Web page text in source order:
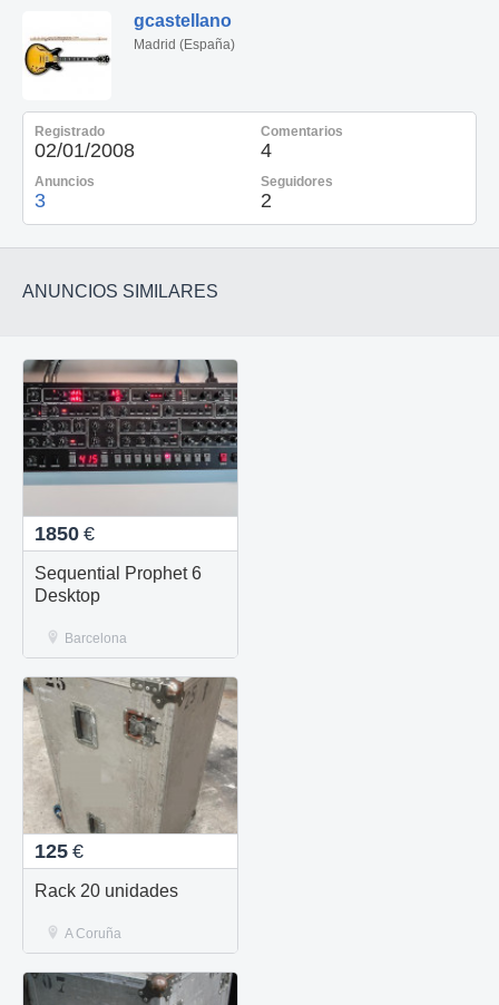
gcastellano
Madrid (España)
Registrado
02/01/2008
Comentarios
4
Anuncios
3
Seguidores
2
ANUNCIOS SIMILARES
1850 €
Sequential Prophet 6
Desktop
Barcelona
125 €
Rack 20 unidades
A Coruña